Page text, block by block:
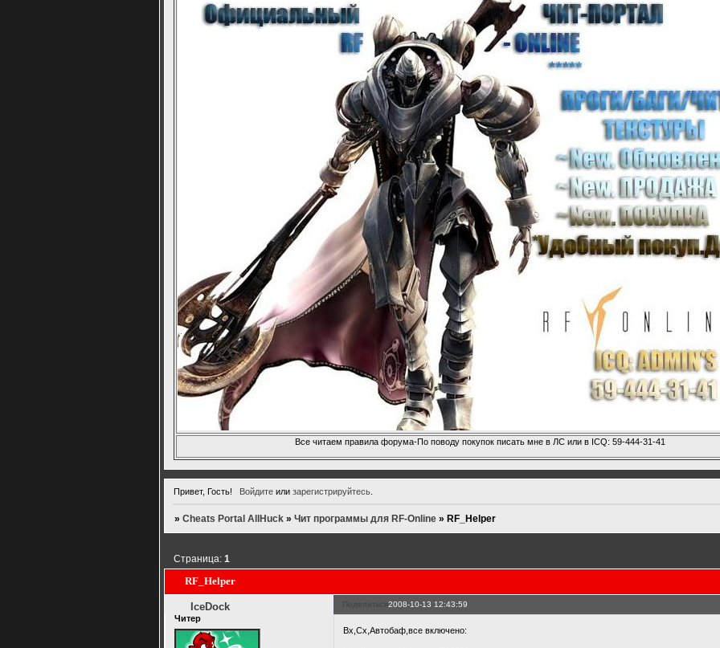
Все читаем правила форума-По поводу покупок писать мне в ЛС или в ICQ: 59-444-31-41
Привет, Гость! Войдитеили зарегистрируйтесь.
»Cheats Portal AllHuck »Чит программы для RF-Online » RF_Helper
RF_Helper
Страница:1
Поделиться2008-10-13 12:43:59
IceDock
Читер
Вх,Сх,Автобаф,все включено: